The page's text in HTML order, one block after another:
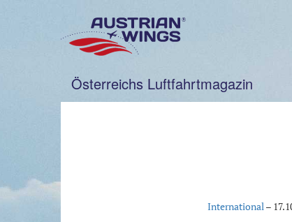
Österreichs Luftfahrtmagazin
International–